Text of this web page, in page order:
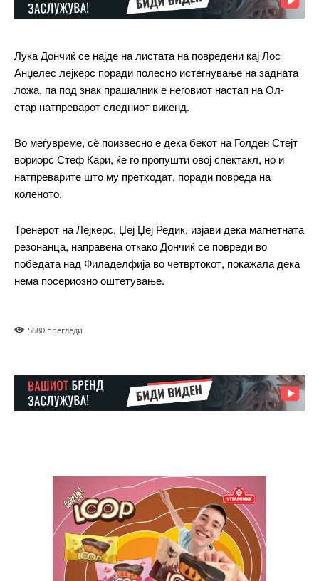
━ pricing plans
ИЗБЕРЕТЕ ПЛАН
Praesent euismod ac
Ut mollis pellentesque tortor
Nullam eu erat condimentum
Donec quis est ac felis
Orci varius natoque dolor
Лука Дончиќ се најде на листата на повредени кај Лос
Анџелес лејкерс поради полесно истегнување на задната
ложа, па под знак прашалник е неговиот настап на Ол-
стар натпреварот следниот викенд.
Во меѓувреме, сè поизвесно е дека бекот на Голден Стејт
вориорс Стеф Кари, ќе го пропушти овој спектакл, но и
натпреварите што му претходат, поради повреда на
коленото.
Тренерот на Лејкерс, Џеј Џеј Редик, изјави дека магнетната
резонанца, направена откако Дончиќ се повреди во
победата над Филаделфија во четвртокот, покажала дека
нема посериозно оштетување.
5680 прегледи